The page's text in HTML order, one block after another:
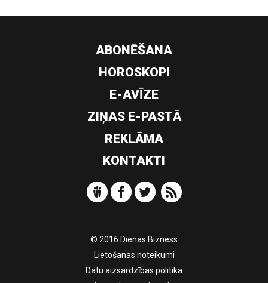
ABONĒŠANA
HOROSKOPI
E-AVĪZE
ZIŅAS E-PASTĀ
REKLĀMA
KONTAKTI
© 2016 Dienas Bizness
Lietošanas noteikumi
Datu aizsardzības politika